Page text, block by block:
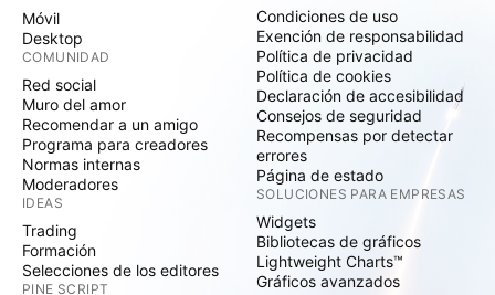
Móvil
Desktop
COMUNIDAD
Red social
Muro del amor
Recomendar a un amigo
Programa para creadores
Normas internas
Moderadores
IDEAS
Trading
Formación
Selecciones de los editores
PINE SCRIPT
Condiciones de uso
Exención de responsabilidad
Política de privacidad
Política de cookies
Declaración de accesibilidad
Consejos de seguridad
Recompensas por detectar
errores
Página de estado
SOLUCIONES PARA EMPRESAS
Widgets
Bibliotecas de gráficos
Lightweight Charts™
Gráficos avanzados